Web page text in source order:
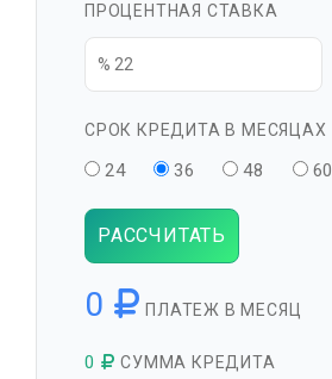
ПРОЦЕНТНАЯ СТАВКА
СРОК КРЕДИТА В МЕСЯЦАХ
24 36 48 60
РАССЧИТАТЬ
0 ПЛАТЕЖ В МЕСЯЦ
0 СУММА КРЕДИТА